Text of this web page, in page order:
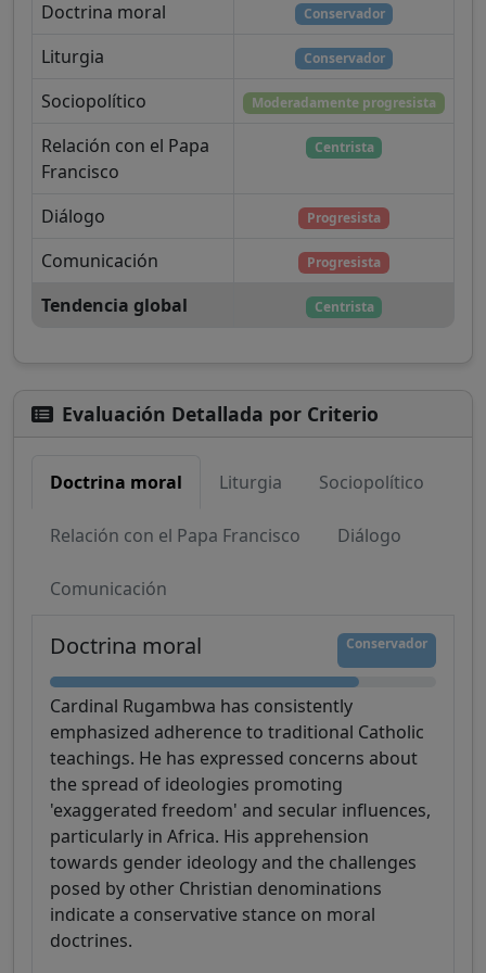
Doctrina moral Conservador
Liturgia Conservador
Sociopolítico Moderadamente progresista
Relación con el Papa
Francisco
Centrista
Diálogo Progresista
Comunicación Progresista
Tendencia global Centrista
Evaluación Detallada por Criterio
Doctrina moral Liturgia Sociopolítico
Relación con el Papa Francisco Diálogo
Comunicación
Doctrina moral Conservador
Cardinal Rugambwa has consistently
emphasized adherence to traditional Catholic
teachings. He has expressed concerns about
the spread of ideologies promoting
'exaggerated freedom' and secular influences,
particularly in Africa. His apprehension
towards gender ideology and the challenges
posed by other Christian denominations
indicate a conservative stance on moral
doctrines.